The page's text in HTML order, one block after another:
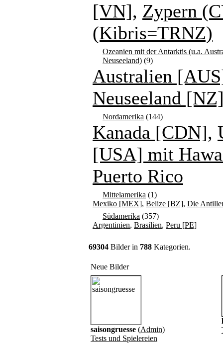
[VN], Zypern
(Kibris=TRNZ)
Ozeanien mit der Antarktis (u.a.
Neuseeland) (9)
Australien
Neuseeland
Nordamerika (144)
Kanada [CDN],
[USA] mit
Puerto Rico
Mittelamerika (1)
Mexiko [MEX], Belize [BZ], Die
Südamerika (357)
Argentinien, Brasilien, Peru [PE]
69304 Bilder in 788 Kategorien.
Neue Bilder
saisongruesse (Admin)
Tests und Spielereien